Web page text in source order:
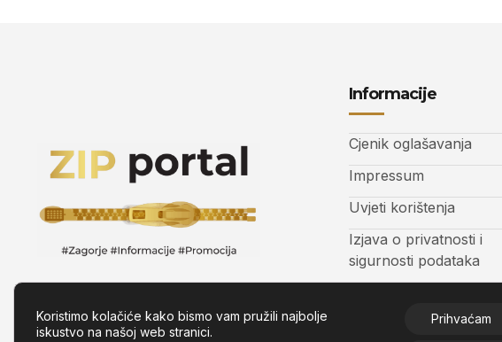
Informacije
Cjenik oglašavanja
Impressum
Uvjeti korištenja
Izjava o privatnosti i
sigurnosti podataka
Koristimo kolačiće kako bismo vam pružili najbolje
iskustvo na našoj web stranici.
Prihvaćam